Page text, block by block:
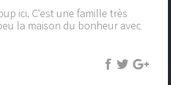
ici. C'est une famille très
la maison du bonheur avec